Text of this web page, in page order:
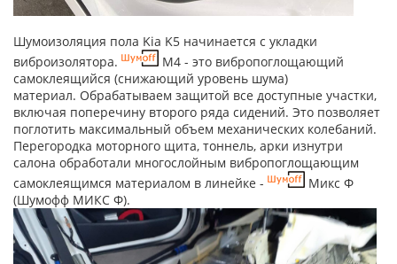
Шумоизоляция пола Kia K5 начинается с укладки
виброизолятора.
M4 - это вибропоглощающий
самоклеящийся (снижающий уровень шума)
материал. Обрабатываем защитой все доступные участки,
включая поперечину второго ряда сидений. Это позволяет
поглотить максимальный объем механических колебаний.
Перегородка моторного щита, тоннель, арки изнутри
салона обработали многослойным вибропоглощающим
самоклеящимся материалом в линейке -
Микс Ф
(Шумофф МИКС Ф).